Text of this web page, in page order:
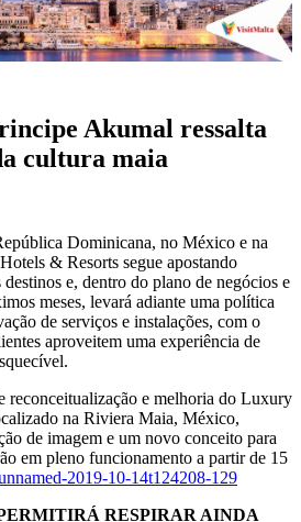
Akumal ressalta
cultura maia
Dominicana, no México e na
& Resorts segue apostando
e, dentro do plano de negócios e
meses, levará adiante uma política
de serviços e instalações, com o
aproveitem uma experiência de
reconceitualização e melhoria do Luxury
na Riviera Maia, México,
de imagem e um novo conceito para
em pleno funcionamento a partir de 15
RESPIRAR AINDA